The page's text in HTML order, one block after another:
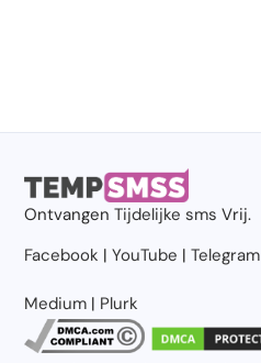
OntvangenTijdelijke sms Vrij.
Facebook |YouTube |Telegram
Medium | Plurk